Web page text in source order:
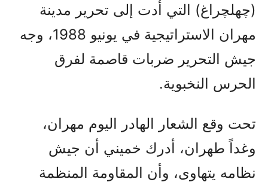
(چهلچراغ) التي أدت إلى تحرير مدينة
مهران الاستراتيجية في يونيو 1988، وجه
جيش التحرير ضربات قاصمة لفرق
الحرس النخبوية.
تحت وقع الشعار الهادر اليوم مهران،
وغداً طهران، أدرك خميني أن جيش
نظامه يتهاوى، وأن المقاومة المنظمة